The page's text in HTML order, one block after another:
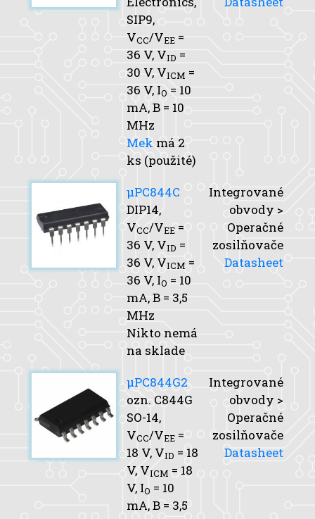
SIP9,
VCC/VEE =
36 V, VID =
30 V, VICM =
36 V, IO = 10
mA,B = 10
MHz
Mek má 2
ks (použité)
μPC844C
DIP14,
VCC/VEE =
36 V, VID =
36 V, VICM =
36 V, IO = 10
mA,B = 3,5
MHz
Nikto nemá
na sklade
Integrované
obvody >
Operačné
zosilňovače
Datasheet
μPC844G2
ozn. C844G
SO-14,
VCC/VEE =
18 V, VID = 18
V, VICM = 18
V, IO = 10
mA,B = 3,5
Integrované
obvody >
Operačné
zosilňovače
Datasheet